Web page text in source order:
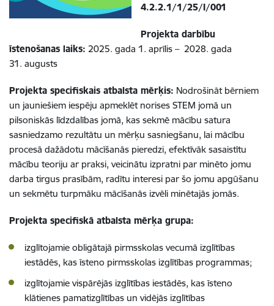
4.2.2.1/1/25/I/001
Projekta darbību
īstenošanas laiks: 2025. gada 1. aprīlis – 2028. gada
31. augusts
Projekta specifiskais atbalsta mērķis: Nodrošināt bērniem
un jauniešiem iespēju apmeklēt norises STEM jomā un
pilsoniskās līdzdalības jomā, kas sekmē mācību satura
sasniedzamo rezultātu un mērķu sasniegšanu, lai mācību
procesā dažādotu mācīšanās pieredzi, efektīvāk sasaistītu
mācību teoriju ar praksi, veicinātu izpratni par minēto jomu
darba tirgus prasībām, radītu interesi par šo jomu apgūšanu
un sekmētu turpmāku mācīšanās izvēli minētajās jomās.
Projekta specifiskā atbalsta mērķa grupa:
izglītojamie obligātajā pirmsskolas vecumā izglītības
iestādēs, kas īsteno pirmsskolas izglītības programmas;
izglītojamie vispārējās izglītības iestādēs, kas īsteno
klātienes pamatizglītības un vidējās izglītības